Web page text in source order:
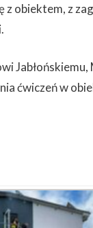
z obiektem, z
Jabłońskiemu,
ćwiczeń w